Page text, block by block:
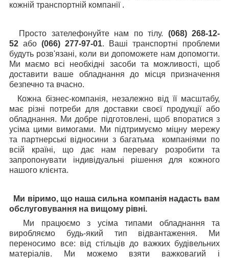
кожній транспортній компанії .
Просто зателефонуйте нам по тілу. (068) 268-12-
52 або (066) 277-97-01. Ваші транспортні проблеми
будуть розв'язані, коли ви допоможете нам допомогти.
Ми маємо всі необхідні засоби та можливості, щоб
доставити ваше обладнання до місця призначення
безпечно та вчасно.
Кожна бізнес-компанія, незалежно від її масштабу,
має різні потреби для доставки своєї продукції або
обладнання. Ми добре підготовлені, щоб впоратися з
усіма цими вимогами. Ми підтримуємо міцну мережу
та партнерські відносини з багатьма компаніями по
всій країні, що дає нам перевагу розробити та
запропонувати індивідуальні рішення для кожного
нашого клієнта.
Ми віримо, що наша сильна компанія надасть вам
обслуговування на вищому рівні.
Ми працюємо з усіма типами обладнання та
виробляємо будь-який тип відвантаження. Ми
переносимо все: від стільців до важких будівельних
матеріалів. Ми можемо взяти важковагий і